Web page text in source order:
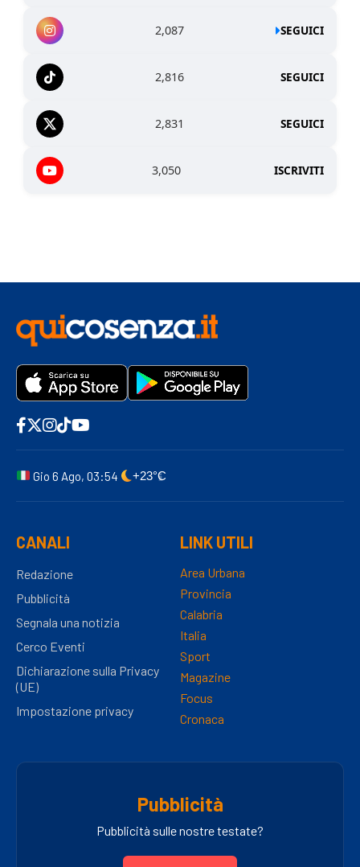
2,087 SEGUICI
2,816 SEGUICI
2,831 SEGUICI
3,050 ISCRIVITI
Gio 6 Ago, 03:54 +23°C
CANALI
Redazione
Pubblicità
Segnala una notizia
Cerco Eventi
Dichiarazione sulla Privacy
(UE)
Impostazione privacy
LINK UTILI
Area Urbana
Provincia
Calabria
Italia
Sport
Magazine
Focus
Cronaca
Pubblicità
Pubblicità sulle nostre testate?